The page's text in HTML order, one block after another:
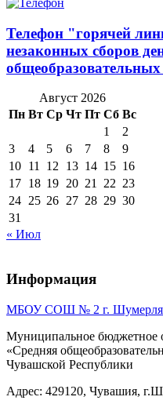
Телефон "горячей
незаконных сборов
Август 2026
Пн Вт Ср Чт Пт Сб Вс
1
2
3
4 5 6 7 8
9
10 11 12 13 14 15 16
17 18 19 20 21 22 23
24 25 26 27 28 29 30
31
« Июл
Информация
МБОУ СОШ № 2 г. Шумерля
Муниципальное бюджетное
«Средняя
Чувашской Республики
Адрес: 429120, Чувашия,